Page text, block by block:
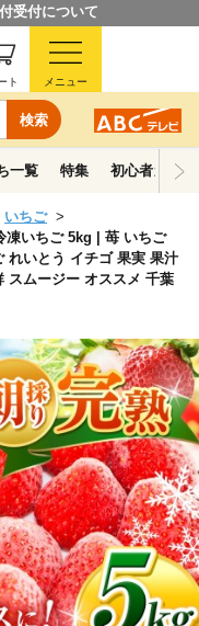
受付について
検索
ト メニュー
一覧 特集 初心者ガイド
いちご
凍いちご 5kg | 苺 いちご
れいとう イチゴ 果実 果汁
スムージー オススメ 千葉